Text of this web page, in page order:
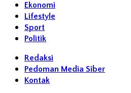
Ekonomi
Lifestyle
Sport
Politik
Redaksi
Pedoman Media Siber
Kontak